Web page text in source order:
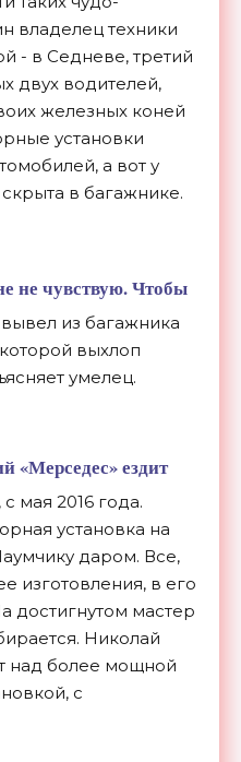
владелец техники
- в Седневе, третий
двух водителей,
железных коней
установки
а вот у
в багажнике.
не чувствую. Чтобы
из багажника
выхлоп
умелец.
«Мерседес» ездит
мая 2016 года.
установка на
даром. Все,
изготовления, в его
достигнутом мастер
Николай
над более мощной
с